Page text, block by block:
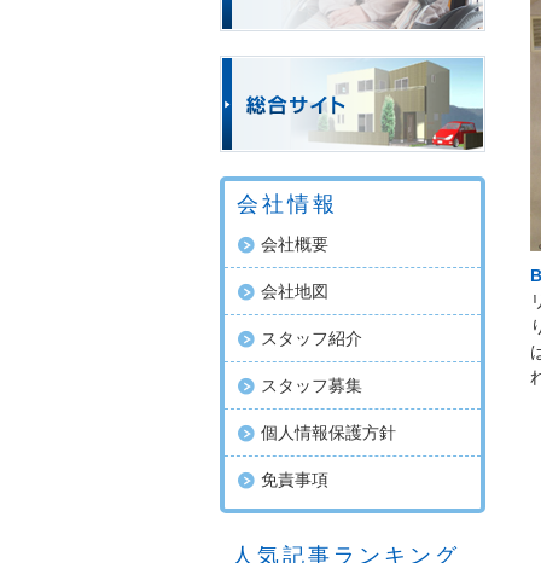
会社情報
会社概要
会社地図
スタッフ紹介
スタッフ募集
個人情報保護方針
免責事項
人気記事ランキング